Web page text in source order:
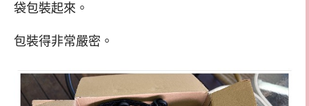
袋包裝起來。
包裝得非常嚴密。